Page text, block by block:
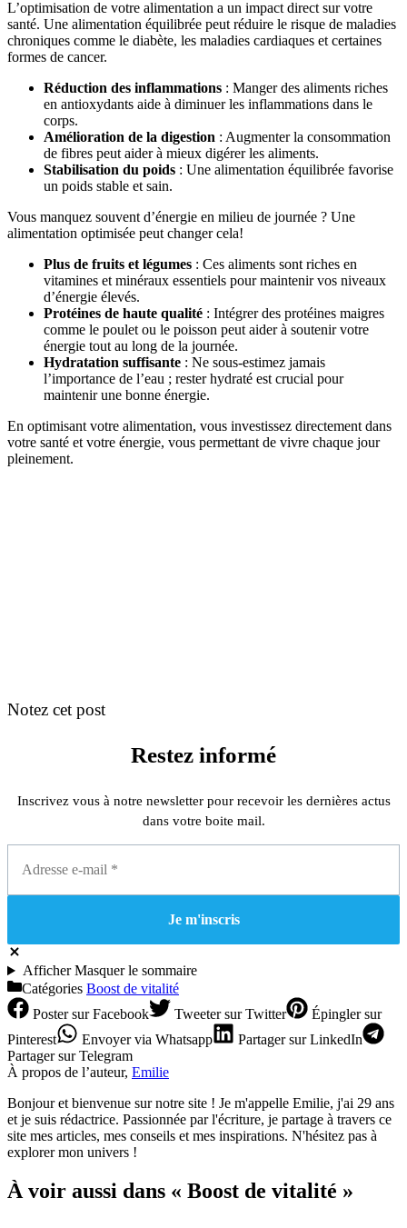
L’optimisation de votre alimentation a un impact direct sur votre
santé. Une alimentation équilibrée peut réduire le risque de maladies
chroniques comme le diabète, les maladies cardiaques et certaines
formes de cancer.
Réduction des inflammations : Manger des aliments riches
en antioxydants aide à diminuer les inflammations dans le
corps.
Amélioration de la digestion : Augmenter la consommation
de fibres peut aider à mieux digérer les aliments.
Stabilisation du poids : Une alimentation équilibrée favorise
un poids stable et sain.
Vous manquez souvent d’énergie en milieu de journée ? Une
alimentation optimisée peut changer cela!
Plus de fruits et légumes : Ces aliments sont riches en
vitamines et minéraux essentiels pour maintenir vos niveaux
d’énergie élevés.
Protéines de haute qualité : Intégrer des protéines maigres
comme le poulet ou le poisson peut aider à soutenir votre
énergie tout au long de la journée.
Hydratation suffisante : Ne sous-estimez jamais
l’importance de l’eau ; rester hydraté est crucial pour
maintenir une bonne énergie.
En optimisant votre alimentation, vous investissez directement dans
votre santé et votre énergie, vous permettant de vivre chaque jour
pleinement.
Notez cet post
Restez informé
Inscrivez vous à notre newsletter pour recevoir les dernières actus
dans votre boite mail.
AfficherMasquerle sommaire
Catégories Boost de vitalité
Postersur Facebook Tweetersur Twitter Épinglersur
Pinterest
Envoyervia Whatsapp Partagersur LinkedIn
Partagersur Telegram
À propos de l’auteur, Emilie
Bonjour et bienvenue sur notre site ! Je m'appelle Emilie, j'ai 29 ans
et je suis rédactrice. Passionnée par l'écriture, je partage à travers ce
site mes articles, mes conseils et mes inspirations. N'hésitez pas à
explorer mon univers !
À voir aussi dans « Boost de vitalité »